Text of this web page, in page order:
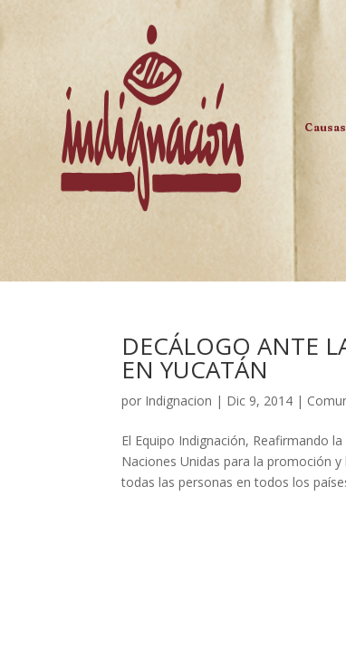
DECÁLOGO ANTE
EN YUCATÁN
por Indignacion | Dic 9, 2014 |
El Equipo Indignación, Reafirmando
Naciones Unidas para la promoción
todas las personas en todos los